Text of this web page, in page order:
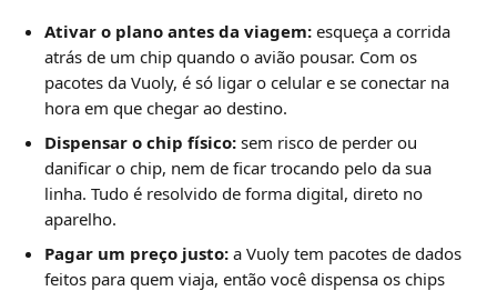
Ativar o plano antes da viagem: esqueça a corrida
atrás de um chip quando o avião pousar. Com os
pacotes da Vuoly, é só ligar o celular e se conectar na
hora em que chegar ao destino.
Dispensar o chip físico: sem risco de perder ou
danificar o chip, nem de ficar trocando pelo da sua
linha. Tudo é resolvido de forma digital, direto no
aparelho.
Pagar um preço justo: a Vuoly tem pacotes de dados
feitos para quem viaja, então você dispensa os chips